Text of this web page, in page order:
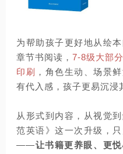
为帮助孩子更好地从绘本
章节书阅读， 7-8级大部
印刷 ，角色生动、场景
有代入感，孩子更易沉浸
从形式到内容，从视觉
范英语》这一次升级，
——让书籍更养眼、更